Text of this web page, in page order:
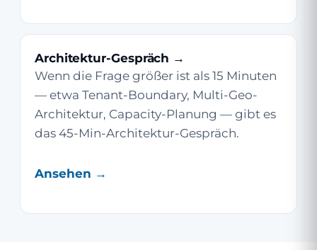
Architektur-Gespräch →
Wenn die Frage größer ist als 15 Minuten
— etwa Tenant-Boundary, Multi-Geo-
Architektur, Capacity-Planung — gibt es
das 45-Min-Architektur-Gespräch.
Ansehen →